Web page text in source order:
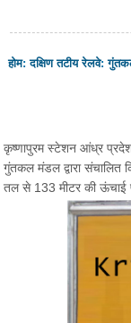
होम:दक्षिण तटीय रेलवे:
कृष्णापुरम स्टेशन आंध्र
गुंतकल मंडल द्वारा संचालित
तल से 133 मीटर की ऊंचाई